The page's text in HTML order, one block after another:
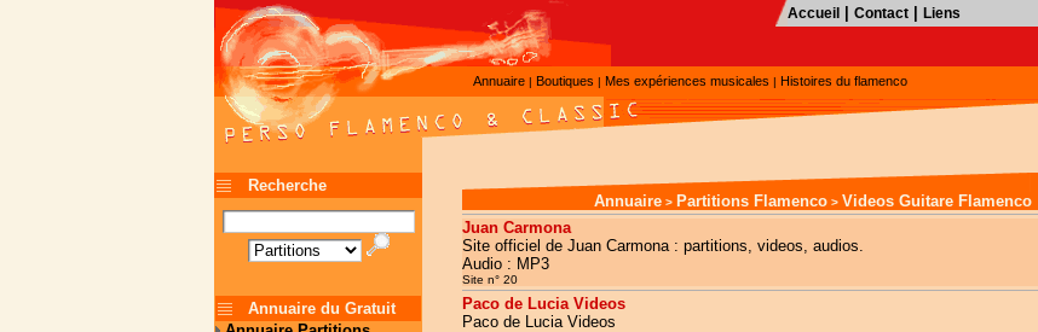
Accueil Contact Liens
Annuaire | Boutiques | Mes expériences musicales | Histoires du flamenco
Recherche
Annuaire du Gratuit
Annuaire > Partitions Flamenco > Videos Guitare Flamenco
Juan Carmona
Site officiel de Juan Carmona : partitions, videos, audios.
Audio : MP3
Site n° 20
Paco de Lucia Videos
Paco de Lucia Videos